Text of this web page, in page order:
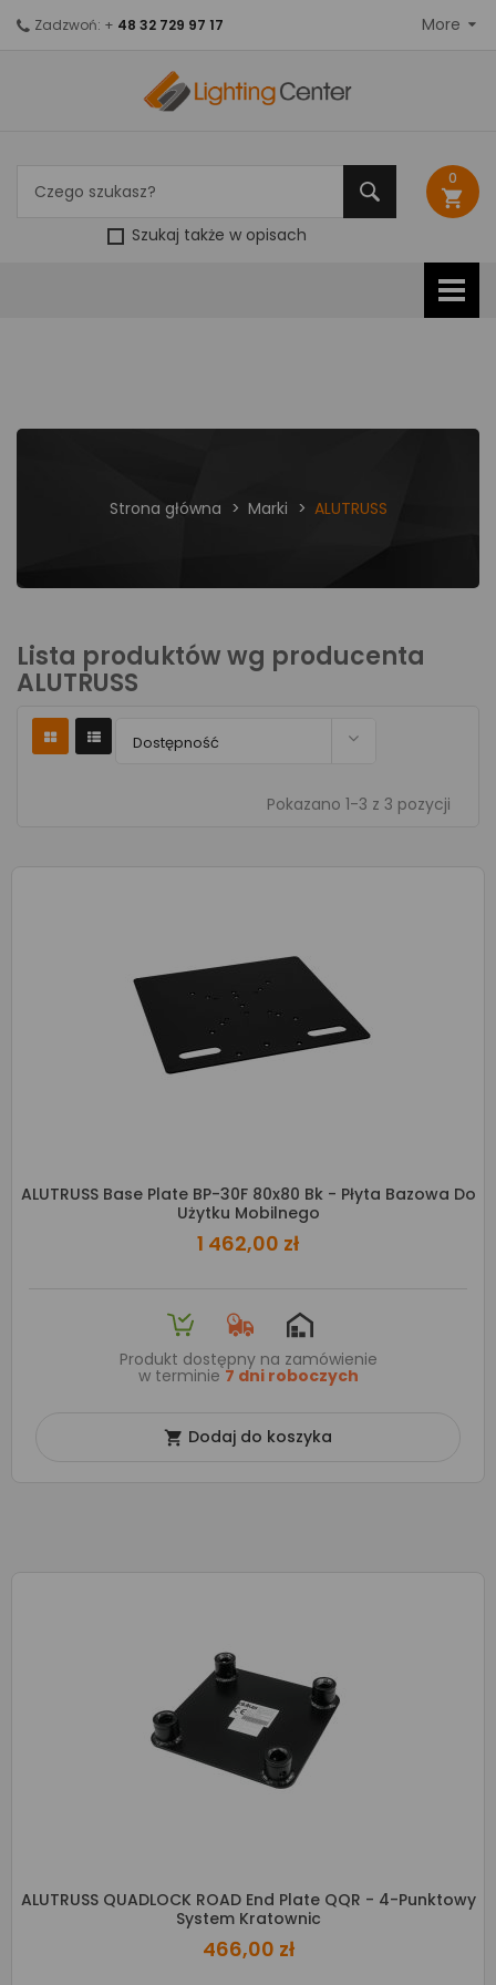
Szukaj także w opisach
0
shopping_cart
Zadzwoń: + 48 32 729 97 17 More
Strona główna Marki ALUTRUSS
Lista produktów wg producenta
ALUTRUSS
Dostępność 
Pokazano 1-3 z 3 pozycji
ALUTRUSS Base Plate BP-30F 80x80 Bk - Płyta Bazowa Do
Użytku Mobilnego
1 462,00 zł
Produkt dostępny na zamówienie
w terminie 7 dni roboczych
 Dodaj do koszyka
ALUTRUSS QUADLOCK ROAD End Plate QQR - 4-Punktowy
System Kratownic
466,00 zł